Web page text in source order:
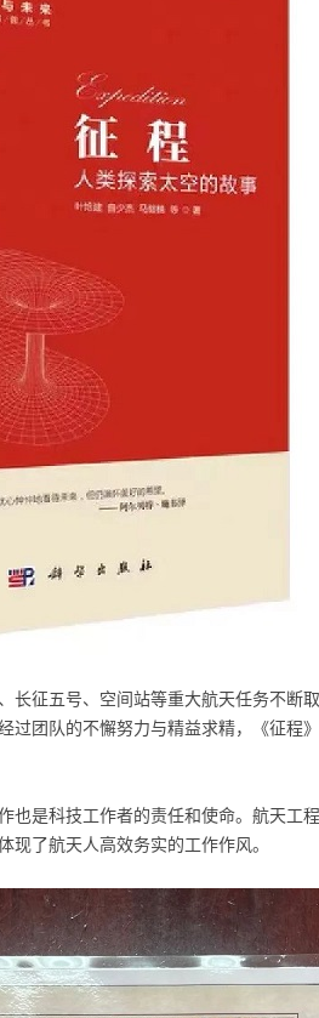
征五号、空间站等重大航天任务不断
团队的不懈努力与精益求精，《征程
是科技工作者的责任和使命。航天工
了航天人高效务实的工作作风。